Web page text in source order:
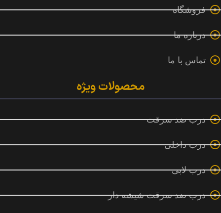
فروشگاه
درباره ما
تماس با ما
محصولات ویژه
درب ضد سرقت
درب داخلی
درب لابی
درب ضد سرقت شیشه دار